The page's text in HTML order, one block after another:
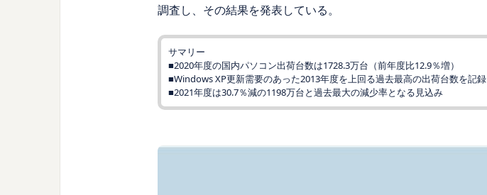
調査し、その結果を発表している。
サマリー
■2020年度の国内パソコン出荷台数は1728.3万台（前年度比12.9％増）
■Windows XP更新需要のあった2013年度を上回る過去最高の出荷台数を記録
■2021年度は30.7％減の1198万台と過去最大の減少率となる見込み